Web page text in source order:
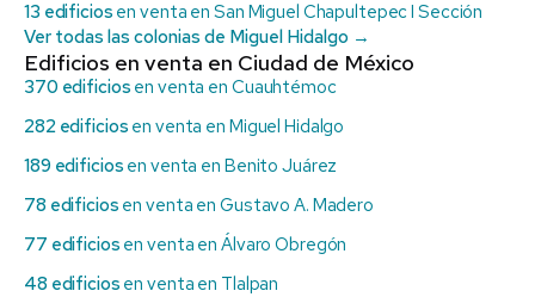
13 edificios en venta en San Miguel Chapultepec I Sección
Ver todas las colonias de Miguel Hidalgo →
Edificios en venta en Ciudad de México
370 edificios en venta en Cuauhtémoc
282 edificios en venta en Miguel Hidalgo
189 edificios en venta en Benito Juárez
78 edificios en venta en Gustavo A. Madero
77 edificios en venta en Álvaro Obregón
48 edificios en venta en Tlalpan